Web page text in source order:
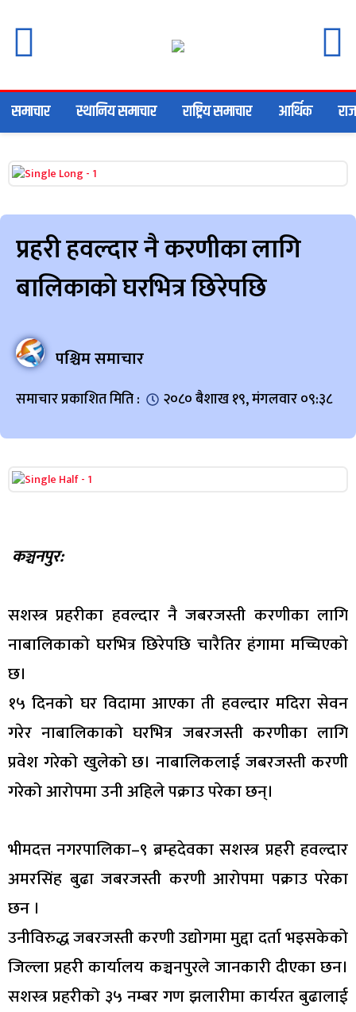
समाचार स्थानिय समाचार राष्ट्रिय समाचार आर्थिक
प्रहरी हवल्दार नै करणीका लागि
बालिकाको घरभित्र छिरेपछि
पश्चिम समाचार
समाचार प्रकाशित मिति : २०८० बैशाख १९, मंगलवार ०९:३८
कञ्चनपुर:
सशस्त्र प्रहरीका हवल्दार नै जबरजस्ती करणीका लागि
नाबालिकाको घरभित्र छिरेपछि चारैतिर हंगामा मच्चिएको
छ।
१५ दिनको घर विदामा आएका ती हवल्दार मदिरा सेवन
गरेर नाबालिकाको घरभित्र जबरजस्ती करणीका लागि
प्रवेश गरेको खुलेको छ। नाबालिकलाई जबरजस्ती करणी
गरेको आरोपमा उनी अहिले पक्राउ परेका छन्।
भीमदत्त नगरपालिका–९ ब्रम्हदेवका सशस्त्र प्रहरी हवल्दार
अमरसिंह बुढा जबरजस्ती करणी आरोपमा पक्राउ परेका
छन ।
उनीविरुद्ध जबरजस्ती करणी उद्योगमा मुद्दा दर्ता भइसकेको
जिल्ला प्रहरी कार्यालय कञ्चनपुरले जानकारी दीएका छन।
सशस्त्र प्रहरीको ३५ नम्बर गण झलारीमा कार्यरत बुढालाई